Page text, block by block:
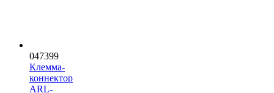
047399
Клемма-
коннектор
ARL-